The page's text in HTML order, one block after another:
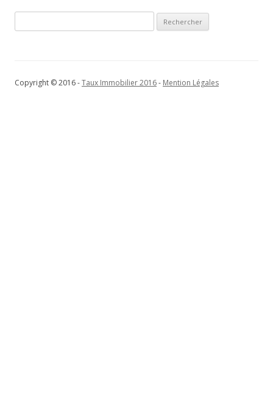
Copyright © 2016 -Taux Immobilier 2016- Mention Légales